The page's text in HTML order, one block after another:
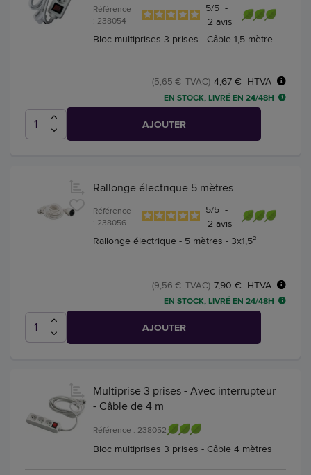
Référence
: 238054
5/5 -
2 avis
Bloc multiprises 3 prises - Câble 1,5 mètre
4,67 € HTVA
(5,65 € TVAC)
EN STOCK, LIVRÉ EN 24/48H
AJOUTER
Rallonge électrique 5 mètres
Référence
: 238056
5/5 -
2 avis
Rallonge électrique - 5 mètres - 3x1,5²
7,90 € HTVA
(9,56 € TVAC)
EN STOCK, LIVRÉ EN 24/48H
AJOUTER
Multiprise 3 prises - Avec interrupteur
- Câble de 4 m
Référence : 238052
Bloc multiprises 3 prises - Câble 4 mètres